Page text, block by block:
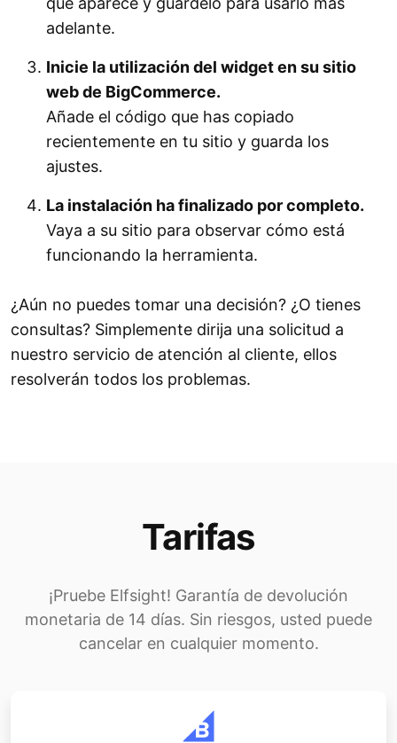
adelante.
Inicie la utilización del widget en su sitio
web de BigCommerce.
Añade el código que has copiado
recientemente en tu sitio y guarda los
ajustes.
La instalación ha finalizado por completo.
Vaya a su sitio para observar cómo está
funcionando la herramienta.
¿Aún no puedes tomar una decisión? ¿O tienes
consultas? Simplemente dirija una solicitud a
nuestro servicio de atención al cliente, ellos
resolverán todos los problemas.
Tarifas
¡Pruebe Elfsight! Garantía de devolución
monetaria de 14 días. Sin riesgos, usted puede
cancelar en cualquier momento.